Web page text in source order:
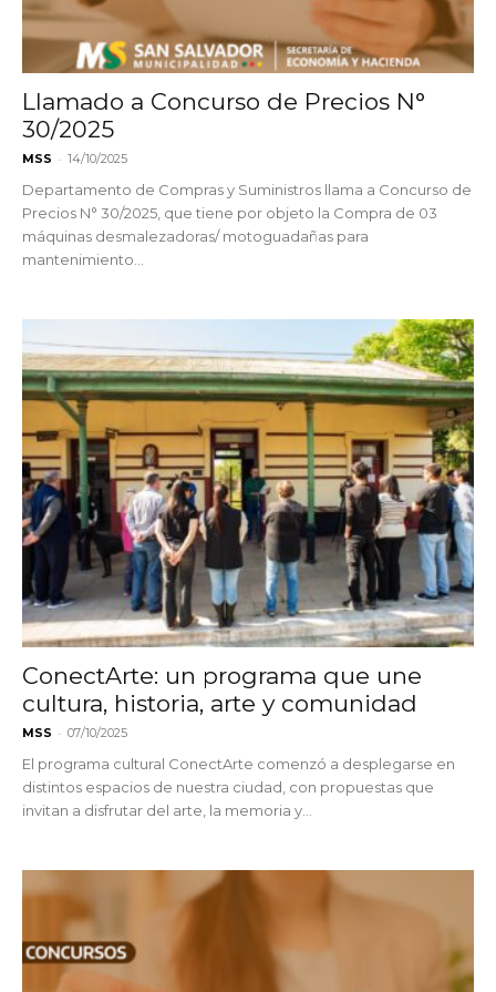
Llamado a Concurso de Precios N°
30/2025
MSS - 14/10/2025
Departamento de Compras y Suministros llama a Concurso de
Precios N° 30/2025, que tiene por objeto la Compra de 03
máquinas desmalezadoras/ motoguadañas para
mantenimiento...
ConectArte: un programa que une
cultura, historia, arte y comunidad
MSS - 07/10/2025
El programa cultural ConectArte comenzó a desplegarse en
distintos espacios de nuestra ciudad, con propuestas que
invitan a disfrutar del arte, la memoria y...